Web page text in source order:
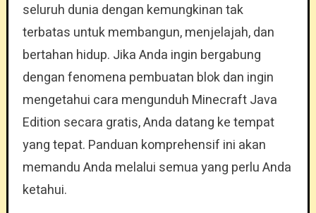
seluruh dunia dengan kemungkinan tak
terbatas untuk membangun, menjelajah, dan
bertahan hidup. Jika Anda ingin bergabung
dengan fenomena pembuatan blok dan ingin
mengetahui cara mengunduh Minecraft Java
Edition secara gratis, Anda datang ke tempat
yang tepat. Panduan komprehensif ini akan
memandu Anda melalui semua yang perlu Anda
ketahui.